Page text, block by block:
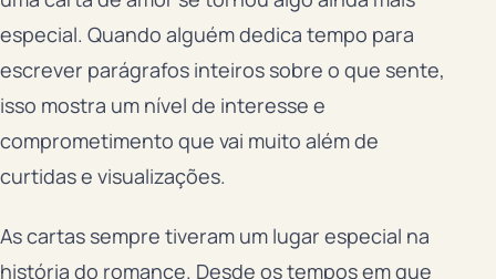
especial. Quando alguém dedica tempo para
escrever parágrafos inteiros sobre o que sente,
isso mostra um nível de interesse e
comprometimento que vai muito além de
curtidas e visualizações.
As cartas sempre tiveram um lugar especial na
história do romance. Desde os tempos em que